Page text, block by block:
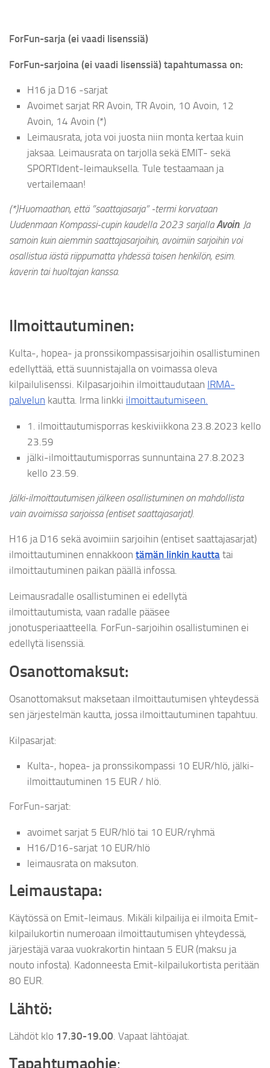
ForFun-sarja (ei vaadi lisenssiä)
ForFun-sarjoina (ei vaadi lisenssiä) tapahtumassa on:
H16 ja D16 -sarjat
Avoimet sarjat RR Avoin, TR Avoin, 10 Avoin, 12
Avoin, 14 Avoin (*)
Leimausrata, jota voi juosta niin monta kertaa kuin
jaksaa. Leimausrata on tarjolla sekä EMIT- sekä
SPORTIdent-leimauksella. Tule testaamaan ja
vertailemaan!
(*)Huomaathan, että ”saattajasarja” -termi korvataan
Uudenmaan Kompassi-cupin kaudella 2023 sarjallaAvoin. Ja
samoin kuin aiemmin saattajasarjoihin, avoimiin sarjoihin voi
osallistua iästä riippumatta yhdessä toisen henkilön, esim.
kaverin tai huoltajan kanssa.
Ilmoittautuminen:
Kulta-, hopea- ja pronssikompassisarjoihin osallistuminen
edellyttää, että suunnistajalla on voimassa oleva
kilpailulisenssi. Kilpasarjoihin ilmoittaudutaan IRMA-
palvelun kautta. Irma linkki ilmoittautumiseen.
1. ilmoittautumisporras keskiviikkona 23.8.2023 kello
23.59
jälki-ilmoittautumisporras sunnuntaina 27.8.2023
kello 23.59.
Jälki-ilmoittautumisen jälkeen osallistuminen on mahdollista
vain avoimissa sarjoissa (entiset saattajasarjat).
H16 ja D16 sekä avoimiin sarjoihin (entiset saattajasarjat)
ilmoittautuminen ennakkoon tämän linkin kautta tai
ilmoittautuminen paikan päällä infossa.
Leimausradalle osallistuminen ei edellytä
ilmoittautumista, vaan radalle pääsee
jonotusperiaatteella. ForFun-sarjoihin osallistuminen ei
edellytä lisenssiä.
Osanottomaksut:
Osanottomaksut maksetaan ilmoittautumisen yhteydessä
sen järjestelmän kautta, jossa ilmoittautuminen tapahtuu.
Kilpasarjat:
Kulta-, hopea- ja pronssikompassi 10 EUR/hlö, jälki-
ilmoittautuminen 15 EUR / hlö.
ForFun-sarjat:
avoimet sarjat 5 EUR/hlö tai 10 EUR/ryhmä
H16/D16-sarjat 10 EUR/hlö
leimausrata on maksuton.
Leimaustapa:
Käytössä on Emit-leimaus. Mikäli kilpailija ei ilmoita Emit-
kilpailukortin numeroaan ilmoittautumisen yhteydessä,
järjestäjä varaa vuokrakortin hintaan 5 EUR (maksu ja
nouto infosta). Kadonneesta Emit-kilpailukortista peritään
80 EUR.
Lähtö:
Lähdöt klo 17.30-19.00 . Vapaat lähtöajat.
Tapahtumaohje: